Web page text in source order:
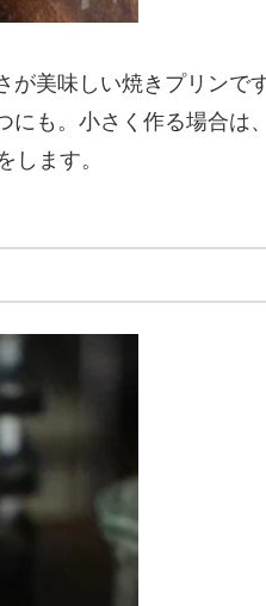
美味しい焼きプリンで
にも。小さく作る場合は
します。